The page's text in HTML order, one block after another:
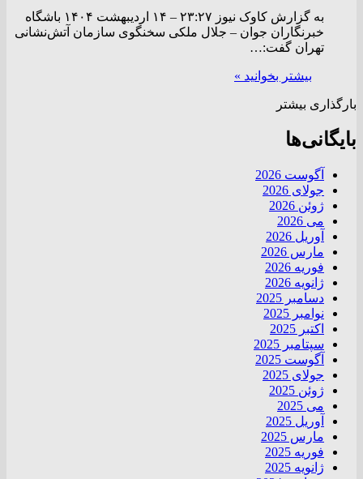
به گزارش کاوک نیوز ۲۳:۲۷ – ۱۴ ارديبهشت ۱۴۰۴ باشگاه
خبرنگاران جوان – جلال ملکی سخنگوی سازمان آتش‌نشانی
تهران گفت:…
بیشتر بخوانید »
بارگذاری بیشتر
بایگانی‌ها
آگوست 2026
جولای 2026
ژوئن 2026
می 2026
آوریل 2026
مارس 2026
فوریه 2026
ژانویه 2026
دسامبر 2025
نوامبر 2025
اکتبر 2025
سپتامبر 2025
آگوست 2025
جولای 2025
ژوئن 2025
می 2025
آوریل 2025
مارس 2025
فوریه 2025
ژانویه 2025